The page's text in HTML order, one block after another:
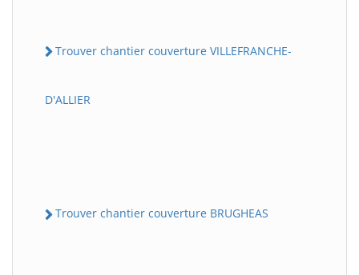
Trouver chantier couverture VILLEFRANCHE-
D'ALLIER
Trouver chantier couverture BRUGHEAS